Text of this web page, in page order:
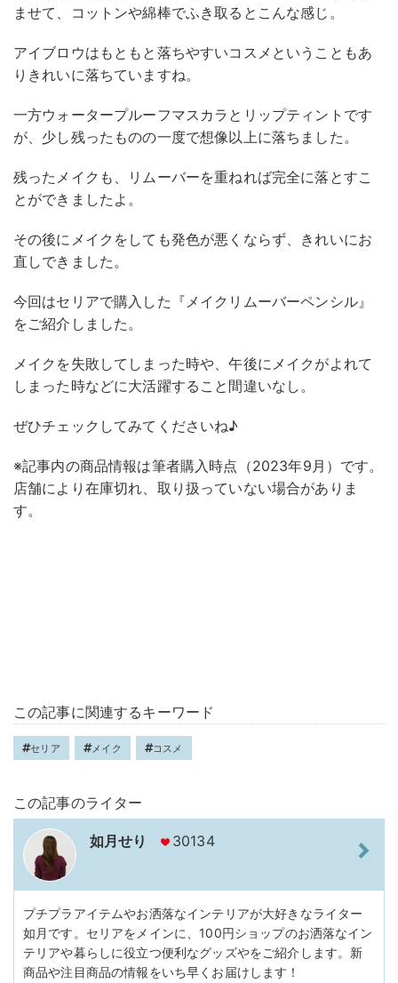
ませて、コットンや綿棒でふき取るとこんな感じ。
アイブロウはもともと落ちやすいコスメということもあ
りきれいに落ちていますね。
一方ウォータープルーフマスカラとリップティントです
が、少し残ったものの一度で想像以上に落ちました。
残ったメイクも、リムーバーを重ねれば完全に落とすこ
とができましたよ。
その後にメイクをしても発色が悪くならず、きれいにお
直しできました。
今回はセリアで購入した『メイクリムーバーペンシル』
をご紹介しました。
メイクを失敗してしまった時や、午後にメイクがよれて
しまった時などに大活躍すること間違いなし。
ぜひチェックしてみてくださいね♪
※記事内の商品情報は筆者購入時点（2023年9月）です。
店舗により在庫切れ、取り扱っていない場合がありま
す。
この記事に関連するキーワード
セリア メイク コスメ
この記事のライター
如月せり 30134
プチプラアイテムやお洒落なインテリアが大好きなライター
如月です。セリアをメインに、100円ショップのお洒落なイン
テリアや暮らしに役立つ便利なグッズやをご紹介します。新
商品や注目商品の情報をいち早くお届けします！